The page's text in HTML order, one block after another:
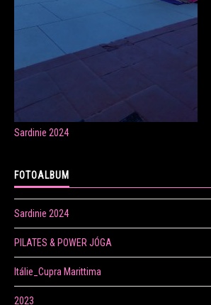
ONLINE LEKCE CVIČENÍ
Update cookies preferences
Sardinie 2024
FOTOALBUM
Sardinie 2024
PILATES & POWER JÓGA
Itálie_Cupra Marittima
2023